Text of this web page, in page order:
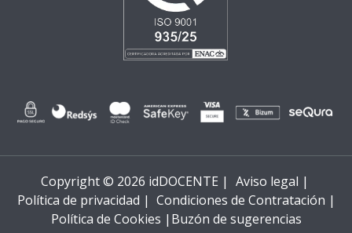
Copyright © 2026 idDOCENTE | Aviso legal |
Política de privacidad | Condiciones de Contratación |
Política de Cookies | Buzón de sugerencias